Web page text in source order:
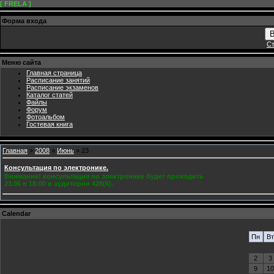
[ FRELA ]
Форма входа
Меню сайта
Главная страница
Расписание занятий
Расписание экзаменов
Каталог статей
Файлы
Форум
Фотоальбом
Гостевая книга
Главная » 2008 » Июнь » 23
Консультация по электронике.
Внимание! консультация по электронике будет проходить
23.06 в 18:00 в аудитории 428(6).
Calendar
Пн Вт
2
3
9
10